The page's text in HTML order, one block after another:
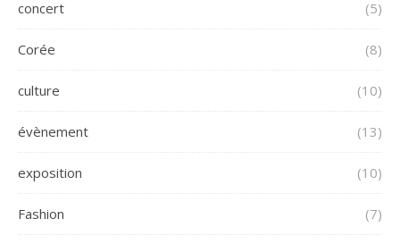
concert (5)
Corée (8)
culture (10)
évènement (13)
exposition (10)
Fashion (7)